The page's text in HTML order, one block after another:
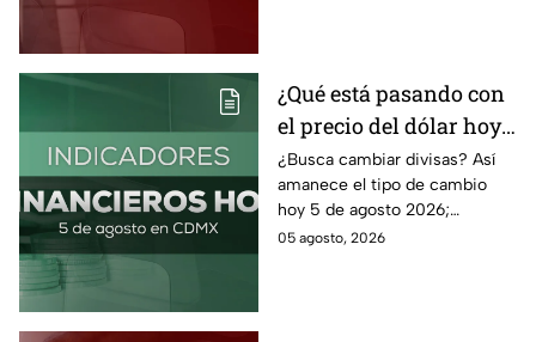
¿Qué está pasando con
el precio del dólar hoy
miércoles 5 de agosto
2026?
¿Busca cambiar divisas? Así
amanece el tipo de cambio
hoy 5 de agosto 2026;
consulta el precio del dólar
05 agosto, 2026